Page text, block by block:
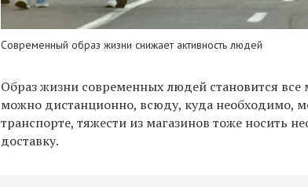
Современный образ жизни снижает активность людей
Образ жизни современных людей становится
можно дистанционно, всюду, куда необходимо,
транспорте, тяжести из магазинов тоже носить
доставку.